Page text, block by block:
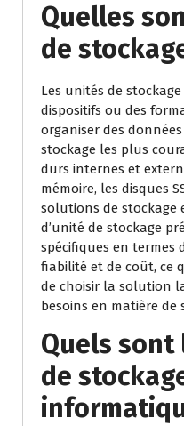
Quelles
de
Les unités de
dispositifs ou des
organiser des
stockage les plus
durs internes et
mémoire, les disques
solutions de stockage
d’unité de stockage
spécifiques en termes
fiabilité et de coût, ce
de choisir la solution
besoins en matière de
Quels
de